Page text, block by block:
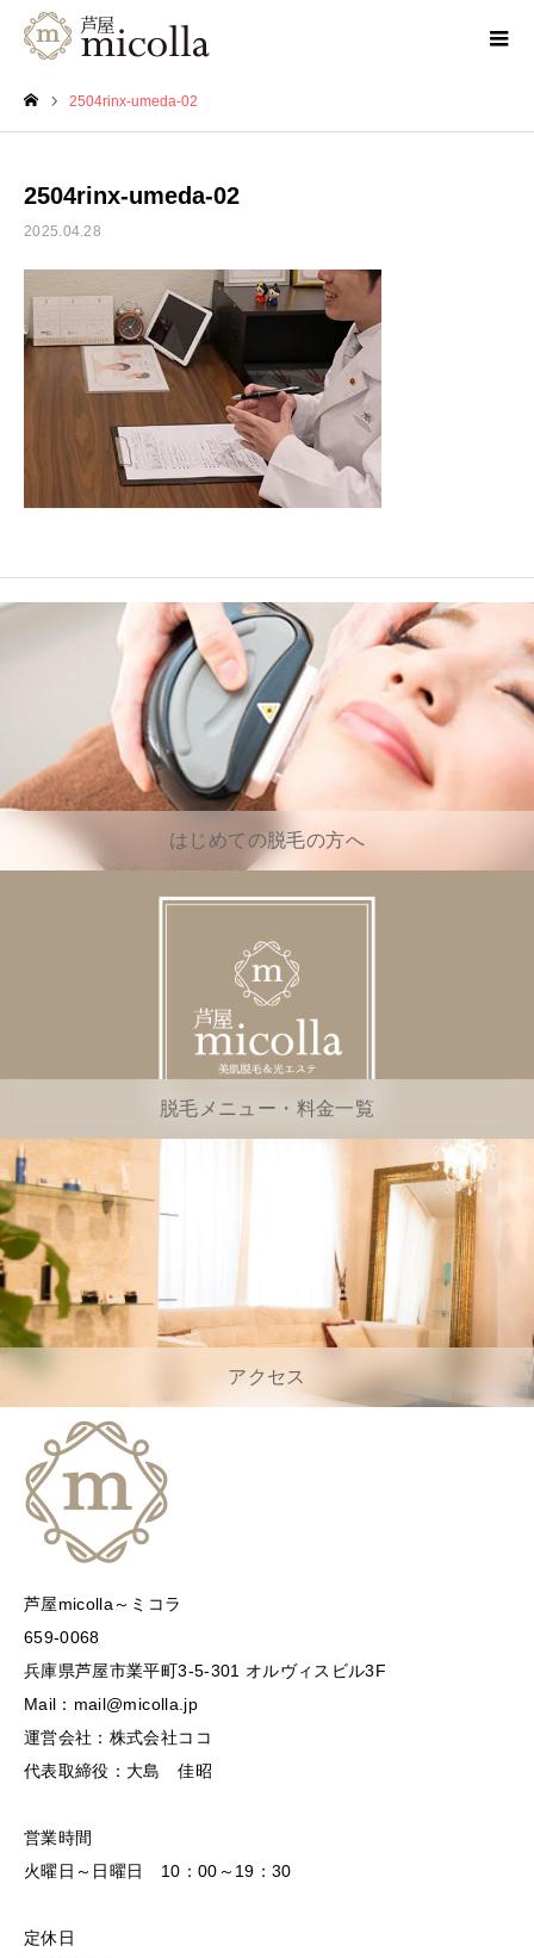
2504rinx-umeda-02
2504rinx-umeda-02
2025.04.28
はじめての脱毛の方へ
脱毛メニュー・料金一覧
アクセス
芦屋micolla～ミコラ
659-0068
兵庫県芦屋市業平町3-5-301 オルヴィスビル3F
Mail：mail@micolla.jp
運営会社：株式会社ココ
代表取締役：大島 佳昭
営業時間
火曜日～日曜日 10：00～19：30
定休日